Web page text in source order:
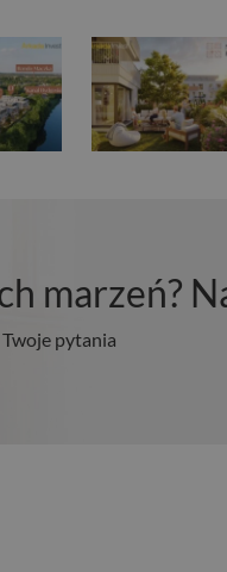
marzeń?
pytania